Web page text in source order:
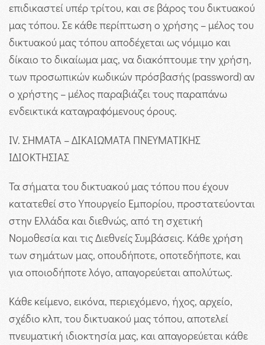
επιδικαστεί υπέρ τρίτου, και σε βάρος του δικτυακού
μας τόπου. Σε κάθε περίπτωση ο χρήσης – μέλος του
δικτυακού μας τόπου αποδέχεται ως νόμιμο και
δίκαιο το δικαίωμα μας, να διακόπτουμε την χρήση,
των προσωπικών κωδικών πρόσβασής (password) αν
ο χρήστης – μέλος παραβιάζει τους παραπάνω
ενδεικτικά καταγραφόμενους όρους.
IV. ΣΗΜΑΤΑ – ΔΙΚΑΙΩΜΑΤΑ ΠΝΕΥΜΑΤΙΚΗΣ
ΙΔΙΟΚΤΗΣΙΑΣ
Τα σήματα του δικτυακού μας τόπου που έχουν
κατατεθεί στο Υπουργείο Εμπορίου, προστατεύονται
στην Ελλάδα και διεθνώς, από τη σχετική
Νομοθεσία και τις Διεθνείς Συμβάσεις. Κάθε χρήση
των σημάτων μας, οπουδήποτε, οποτεδήποτε, και
για οποιοδήποτε λόγο, απαγορεύεται απολύτως.
Κάθε κείμενο, εικόνα, περιεχόμενο, ήχος, αρχείο,
σχέδιο κλπ, του δικτυακού μας τόπου, αποτελεί
πνευματική ιδιοκτησία μας, και απαγορεύεται κάθε